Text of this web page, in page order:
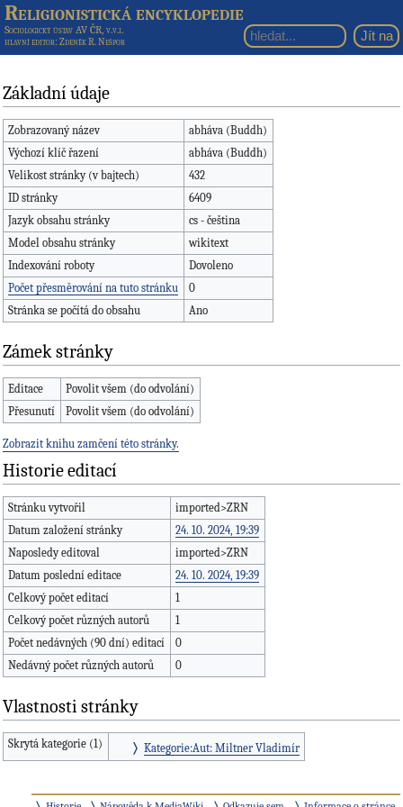
Religionistická encyklopedie
Sociologický ústav AV ČR, v.v.i.
hlavní editor: Zdeněk R. Nešpor
Základní údaje
Zobrazovaný název
abháva (Buddh)
Výchozí klíč řazení
abháva (Buddh)
Velikost stránky (v bajtech)
432
ID stránky
6409
Jazyk obsahu stránky
cs - čeština
Model obsahu stránky
wikitext
Indexování roboty
Dovoleno
Počet přesměrování na tuto stránku
0
Stránka se počítá do obsahu
Ano
Zámek stránky
Editace
Povolit všem (do odvolání)
Přesunutí
Povolit všem (do odvolání)
Zobrazit knihu zamčení této stránky.
Historie editací
Stránku vytvořil
imported>ZRN
Datum založení stránky
24. 10. 2024, 19:39
Naposledy editoval
imported>ZRN
Datum poslední editace
24. 10. 2024, 19:39
Celkový počet editací
1
Celkový počet různých autorů
1
Počet nedávných (90 dní) editací
0
Nedávný počet různých autorů
0
Vlastnosti stránky
Skrytá kategorie (1) Kategorie:Aut: Miltner Vladimír